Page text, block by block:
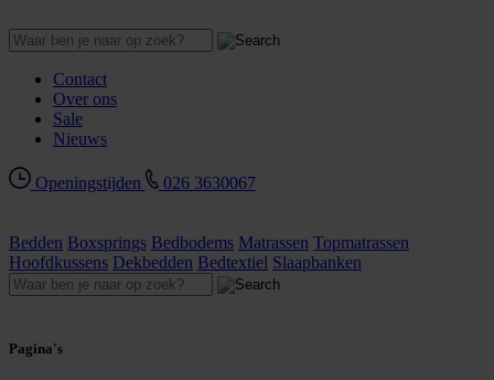
Contact
Over ons
Sale
Nieuws
Openingstijden 026 3630067
Bedden Boxsprings Bedbodems Matrassen Topmatrassen
Hoofdkussens Dekbedden Bedtextiel Slaapbanken
Pagina's